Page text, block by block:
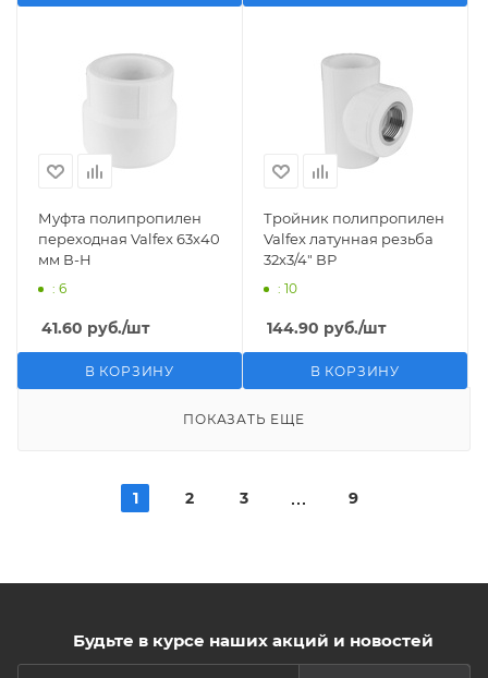
Муфта полипропилен
переходная Valfex 63х40
мм В-Н
: 6
41.60 руб./шт
В КОРЗИНУ
Тройник полипропилен
Valfex латунная резьба
32х3/4" ВР
: 10
144.90 руб./шт
В КОРЗИНУ
ПОКАЗАТЬ ЕЩЕ
1 2 3 9
Будьте в курсе наших акций и новостей